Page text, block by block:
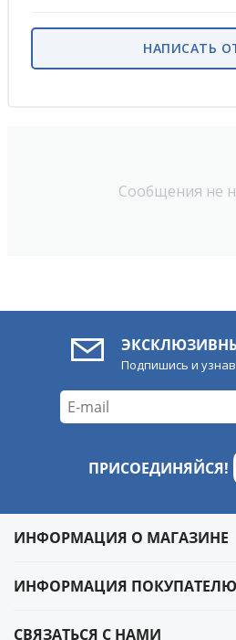
Сообщения не
НАПИСАТЬ
Подпишись и
ПРИСОЕДИНЯЙСЯ!
ИНФОРМАЦИЯ О МАГАЗИНЕ
ИНФОРМАЦИЯ ПОКУПАТЕЛЮ
СВЯЗАТЬСЯ С НАМИ